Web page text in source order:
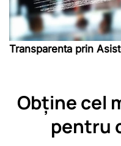
Transparenta prin
Obține cel
pentru